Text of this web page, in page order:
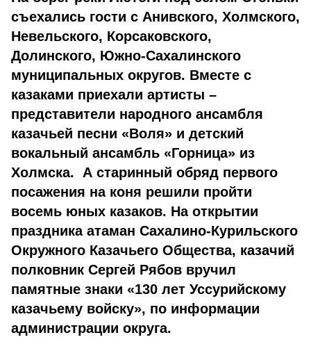
съехались гости с Анивского, Холмского,
Невельского, Корсаковского,
Долинского, Южно-Сахалинского
муниципальных округов. Вместе с
казаками приехали артисты –
представители народного ансамбля
казачьей песни «Воля» и детский
вокальный ансамбль «Горница» из
Холмска. А старинный обряд первого
посажения на коня решили пройти
восемь юных казаков. На открытии
праздника атаман Сахалино-Курильского
Окружного Казачьего Общества, казачий
полковник Сергей Рябов вручил
памятные знаки «130 лет Уссурийскому
казачьему войску», по информации
администрации округа.